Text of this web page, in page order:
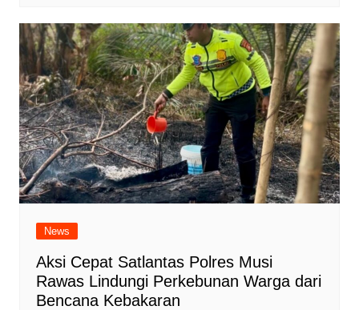
News
Aksi Cepat Satlantas Polres Musi
Rawas Lindungi Perkebunan Warga dari
Bencana Kebakaran